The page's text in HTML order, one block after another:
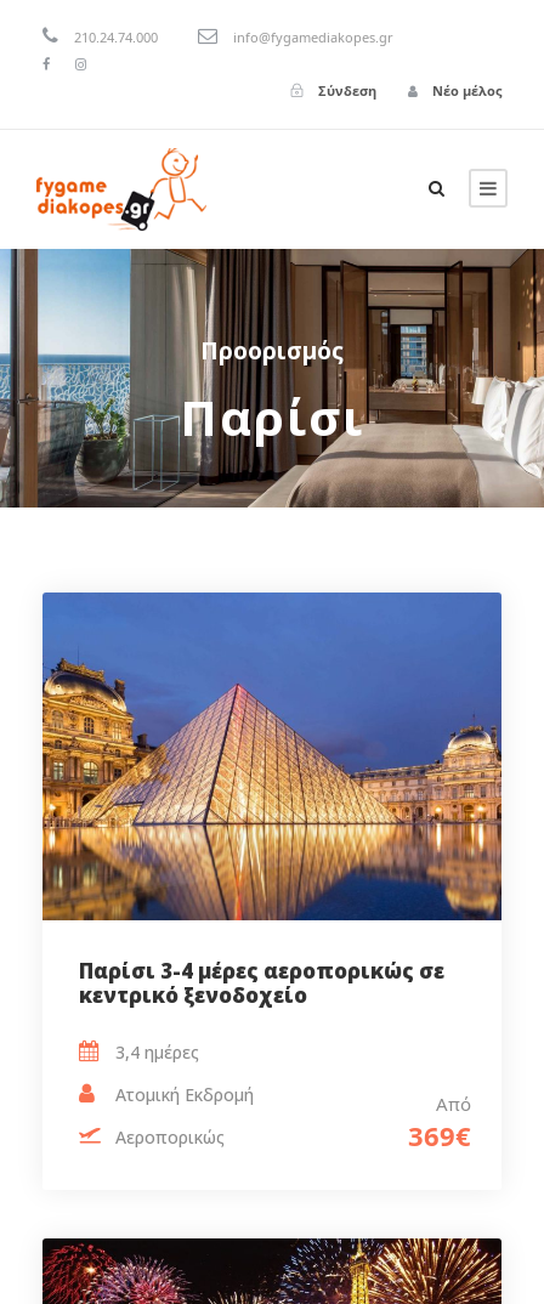
210.24.74.000 info@fygamediakopes.gr
Σύνδεση Νέο μέλος
Προορισμός
Παρίσι
Παρίσι 3-4 μέρες αεροπορικώς σε
κεντρικό ξενοδοχείο
Από
369€
3,4 ημέρες‎
Ατομική Εκδρομή
Αεροπορικώς